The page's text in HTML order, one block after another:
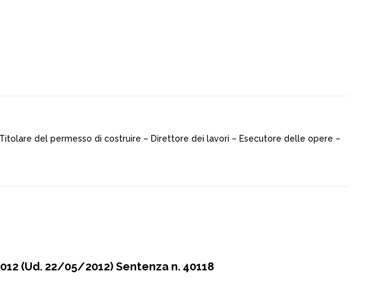
del permesso di costruire – Direttore dei lavori – Esecutore delle opere –
(Ud. 22/05/2012) Sentenza n. 40118